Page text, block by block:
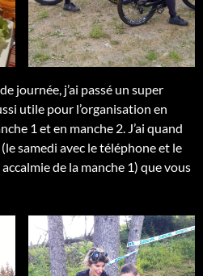
journée, j’ai passé un super
utile pour l’organisation en
1 et en manche 2. J’ai quand
samedi avec le téléphone et le
de la manche 1) que vous